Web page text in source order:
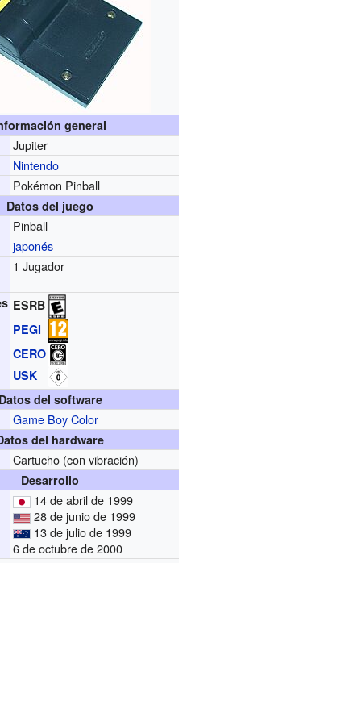
general
Jupiter
Nintendo
Pokémon Pinball
Datos del juego
Pinball
japonés
1 Jugador
ESRB
PEGI
CERO
USK
Datos del software
Game Boy Color
del hardware
Cartucho (con vibración)
Desarrollo
14 de abril de 1999
28 de junio de 1999
13 de julio de 1999
6 de octubre de 2000